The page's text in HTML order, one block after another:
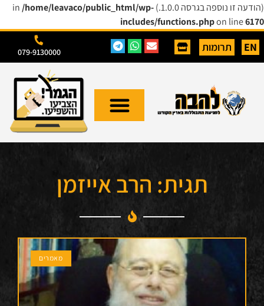
(הודעה זו נוספה בגרסה 1.0.0.) in
/home/leavaco/public_html/wp-
includes/functions.phpon line6170
EN תרומות 079-9130000
תגית: הרב אייזמן
מאמרים